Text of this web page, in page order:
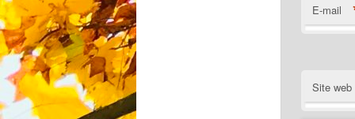
E-mail
Site web